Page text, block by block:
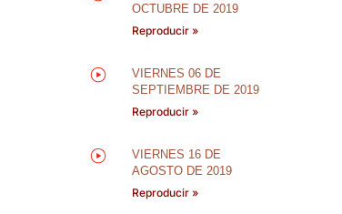
OCTUBRE DE 2019
Reproducir »
VIERNES 06 DE
SEPTIEMBRE DE 2019
Reproducir »
VIERNES 16 DE
AGOSTO DE 2019
Reproducir »